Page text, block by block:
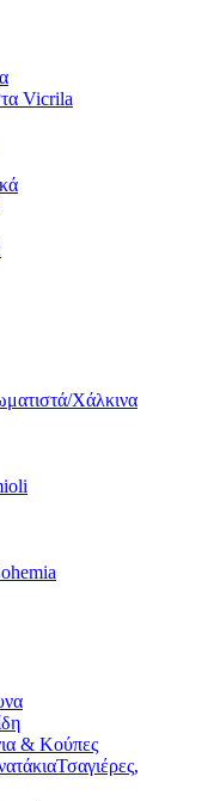
Vicrila
Χάλκινα
& Κούπες
Τσαγιέρες,